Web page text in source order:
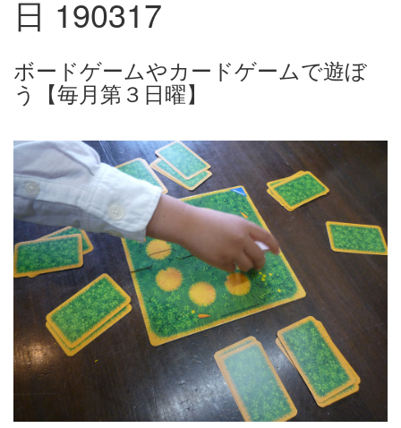
日 190317
ボードゲームやカードゲームで遊ぼ
う【毎月第３日曜】